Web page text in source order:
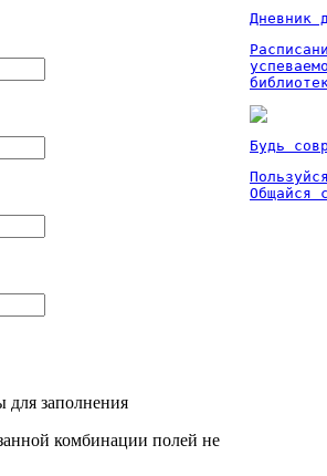
для заполнения
комбинации полей не
Дневник
Будь
Общайся